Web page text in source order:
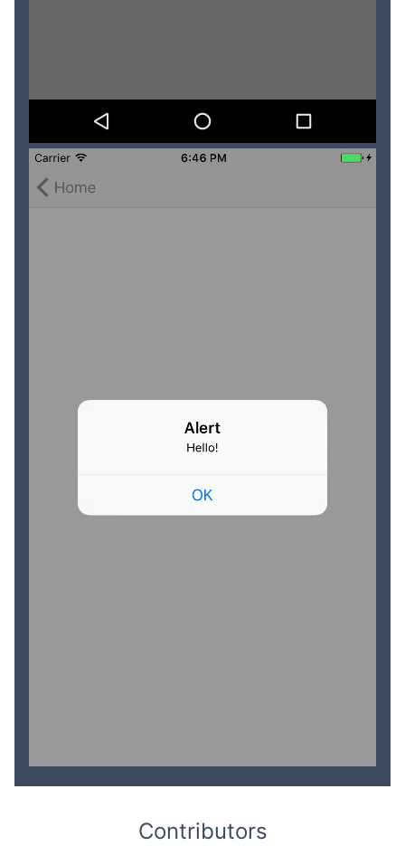
Contributors